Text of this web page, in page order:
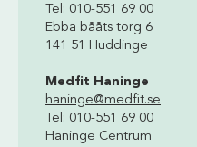
Tel: 010-551 69 00
Ebba bååts torg 6
141 51 Huddinge
Medfit Haninge
haninge@medfit.se
Tel: 010-551 69 00
Haninge Centrum